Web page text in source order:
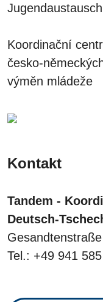
Jugendaustausch
Koordinační
česko-
výměn mládeže
Kontakt
Tandem -
Deutsch-
Tel.: +49 941